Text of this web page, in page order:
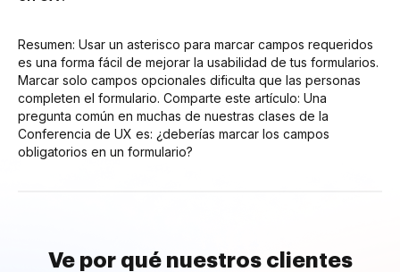
Resumen: Usar un asterisco para marcar campos requeridos
es una forma fácil de mejorar la usabilidad de tus formularios.
Marcar solo campos opcionales dificulta que las personas
completen el formulario. Comparte este artículo: Una
pregunta común en muchas de nuestras clases de la
Conferencia de UX es: ¿deberías marcar los campos
obligatorios en un formulario?
Ve por qué nuestros clientes